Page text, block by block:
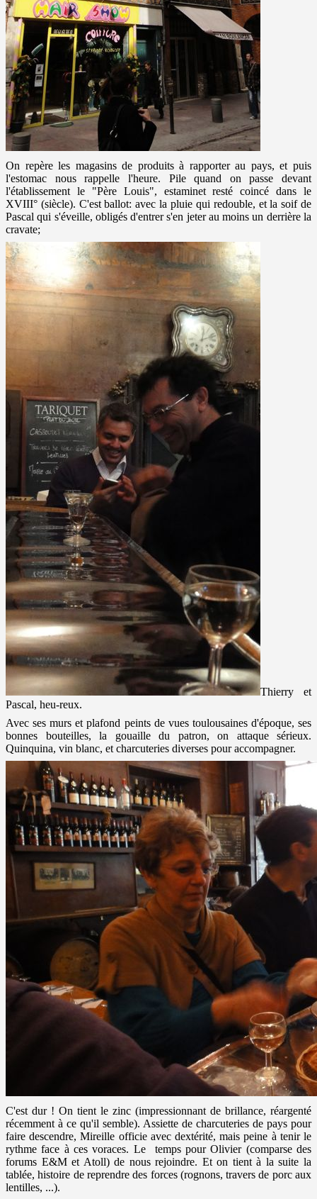
On repère les magasins de produits à rapporter au pays, et puis
l'estomac nous rappelle l'heure. Pile quand on passe devant
l'établissement le "Père Louis", estaminet resté coincé dans le
XVIII° (siècle). C'est ballot: avec la pluie qui redouble, et la soif de
Pascal qui s'éveille, obligés d'entrer s'en jeter au moins un derrière la
cravate;
Thierry et
Pascal, heu-reux.
Avec ses murs et plafond peints de vues toulousaines d'époque, ses
bonnes bouteilles, la gouaille du patron, on attaque sérieux.
Quinquina, vin blanc, et charcuteries diverses pour accompagner.
C'est dur ! On tient le zinc (impressionnant de brillance, réargenté
récemment à ce qu'il semble). Assiette de charcuteries de pays pour
faire descendre, Mireille officie avec dextérité, mais peine à tenir le
rythme face à ces voraces. Le temps pour Olivier (comparse des
forums E&M et Atoll) de nous rejoindre. Et on tient à la suite la
tablée, histoire de reprendre des forces (rognons, travers de porc aux
lentilles, ...).